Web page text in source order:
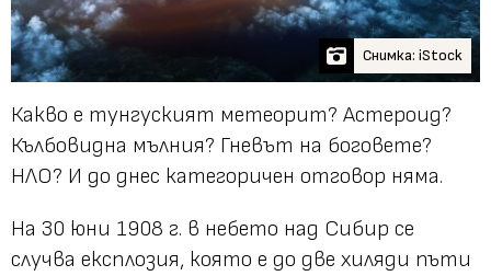
Снимка: iStock
Какво е тунгуският метеорит? Астероид?
Кълбовидна мълния? Гневът на боговете?
НЛО? И до днес категоричен отговор няма.
На 30 юни 1908 г. в небето над Сибир се
случва експлозия, която е до две хиляди пъти